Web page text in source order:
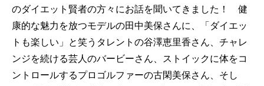
のダイエット賢者の方々にお話を聞いてきました！ 健
康的な魅力を放つモデルの田中美保さんに、「ダイエッ
トも楽しい」と笑うタレントの谷澤恵里香さん、チャレ
ンジを続ける芸人のバービーさん、ストイックに体をコ
ントロールするプロゴルファーの古閑美保さん、そし